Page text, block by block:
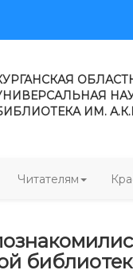
ИМ.
Читателям